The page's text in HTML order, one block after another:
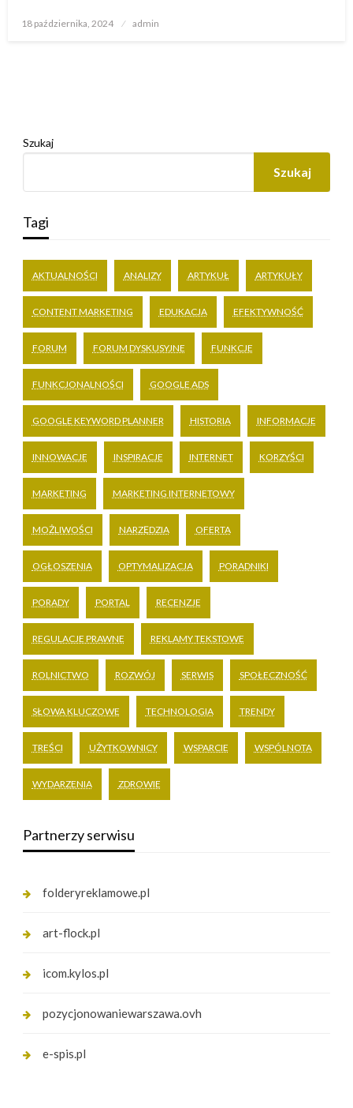
Opublikowane
18 października, 2024 admin
Szukaj
Szukaj
Tagi
AKTUALNOŚCI ANALIZY ARTYKUŁ ARTYKUŁY
CONTENT MARKETING EDUKACJA EFEKTYWNOŚĆ
FORUM FORUM DYSKUSYJNE FUNKCJE
FUNKCJONALNOŚCI GOOGLE ADS
GOOGLE KEYWORD PLANNER HISTORIA INFORMACJE
INNOWACJE INSPIRACJE INTERNET KORZYŚCI
MARKETING MARKETING INTERNETOWY
MOŻLIWOŚCI NARZĘDZIA OFERTA
OGŁOSZENIA OPTYMALIZACJA PORADNIKI
PORADY PORTAL RECENZJE
REGULACJE PRAWNE REKLAMY TEKSTOWE
ROLNICTWO ROZWÓJ SERWIS SPOŁECZNOŚĆ
SŁOWA KLUCZOWE TECHNOLOGIA TRENDY
TREŚCI UŻYTKOWNICY WSPARCIE WSPÓLNOTA
WYDARZENIA ZDROWIE
Partnerzy serwisu
folderyreklamowe.pl
art-flock.pl
icom.kylos.pl
pozycjonowaniewarszawa.ovh
e-spis.pl